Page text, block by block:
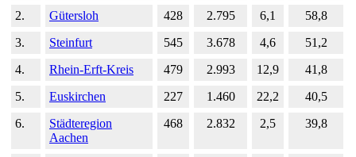
2.
Gütersloh 428 2.795 6,1
58,8
3.
Steinfurt 545 3.678 4,6
51,2
4.
Rhein-Erft-Kreis 479 2.993 12,9
41,8
5.
Euskirchen 227 1.460 22,2
40,5
6.
Städteregion
Aachen
468 2.832 2,5 39,8